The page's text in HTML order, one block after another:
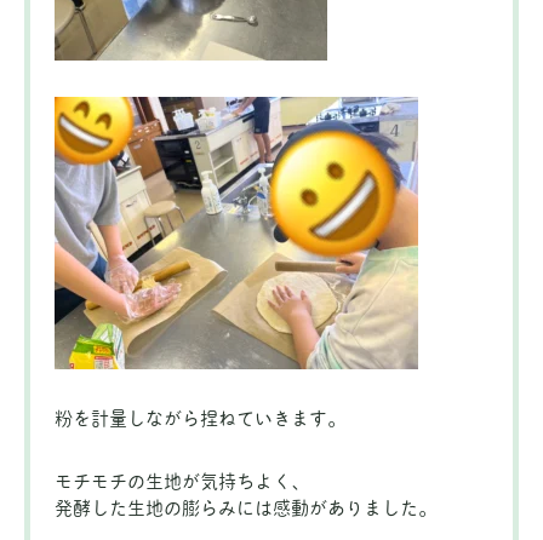
粉を計量しながら捏ねていきます。
モチモチの生地が気持ちよく、
発酵した生地の膨らみには感動がありました。